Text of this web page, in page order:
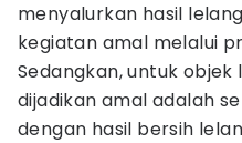
menyalurkan hasil
kegiatan amal melalui
Sedangkan, untuk objek
dijadikan amal adalah
dengan hasil bersih